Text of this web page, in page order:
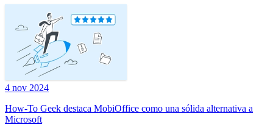
4 nov 2024
How-To Geek destaca MobiOffice como una sólida alternativa a
Microsoft